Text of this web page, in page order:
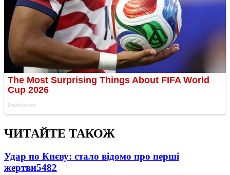
ЧИТАЙТЕ ТАКОЖ
Удар по Києву: стало відомо про перші
жертви5482